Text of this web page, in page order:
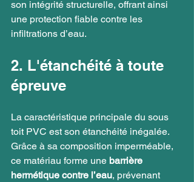
son intégrité structurelle, offrant ainsi
une protection fiable contre les
infiltrations d’eau.
2. L'étanchéité à toute
épreuve
La caractéristique principale du sous
toit PVC est son étanchéité inégalée.
Grâce à sa composition imperméable,
ce matériau forme une barrière
hermétique contre l’eau, prévenant